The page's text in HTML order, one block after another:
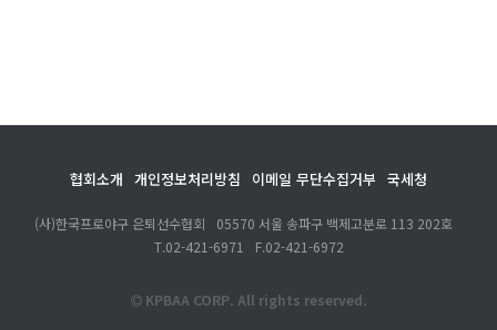
협회소개 개인정보처리방침 이메일 무단수집거부 국세청
(사)한국프로야구 은퇴선수협회
05570 서울 송파구 백제고분로 113 202호
T.02-421-6971 F.02-421-6972
KPBAA CORP. All rights reserved.